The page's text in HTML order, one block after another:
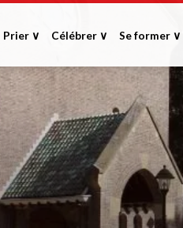
Prier ∨ Célébrer ∨ Se former ∨